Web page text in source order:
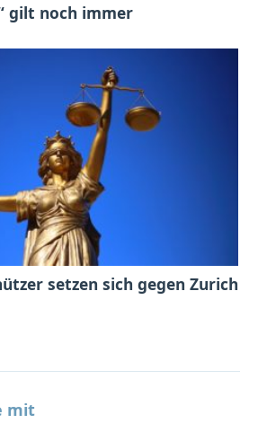
gilt noch immer
setzen sich gegen Zurich
mit